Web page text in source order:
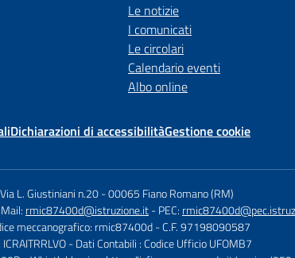
Le notizie
I comunicati
Le circolari
Calendario eventi
Albo online
Dichiarazioni di accessibilitàGestione cookie
Via L. Giustiniani n.20-00065 Fiano Romano (RM)
rmic87400d@istruzione.it- PEC:
meccanografico: rmic87400d - C.F. 97198090587
ICRAITRRLVO - Dati Contabili : Codice Ufficio UFOMB7